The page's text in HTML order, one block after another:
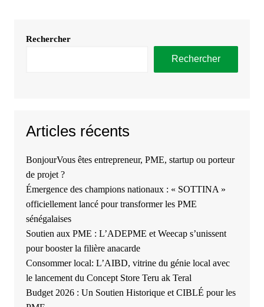
Rechercher
Rechercher
Articles récents
BonjourVous êtes entrepreneur, PME, startup ou porteur
de projet ?
Émergence des champions nationaux : « SOTTINA »
officiellement lancé pour transformer les PME
sénégalaises
Soutien aux PME : L’ADEPME et Weecap s’unissent
pour booster la filière anacarde
Consommer local: L’AIBD, vitrine du génie local avec
le lancement du Concept Store Teru ak Teral
Budget 2026 : Un Soutien Historique et CIBLÉ pour les